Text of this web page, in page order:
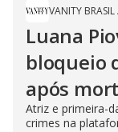
VANITY BRASIL
Luana
bloqueio
após
Atriz e primeira-
crimes na